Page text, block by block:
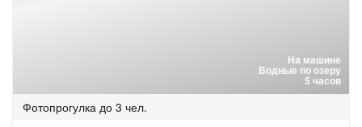
На машине
Водные по озеру
5 часов
Фотопрогулка до 3 чел.